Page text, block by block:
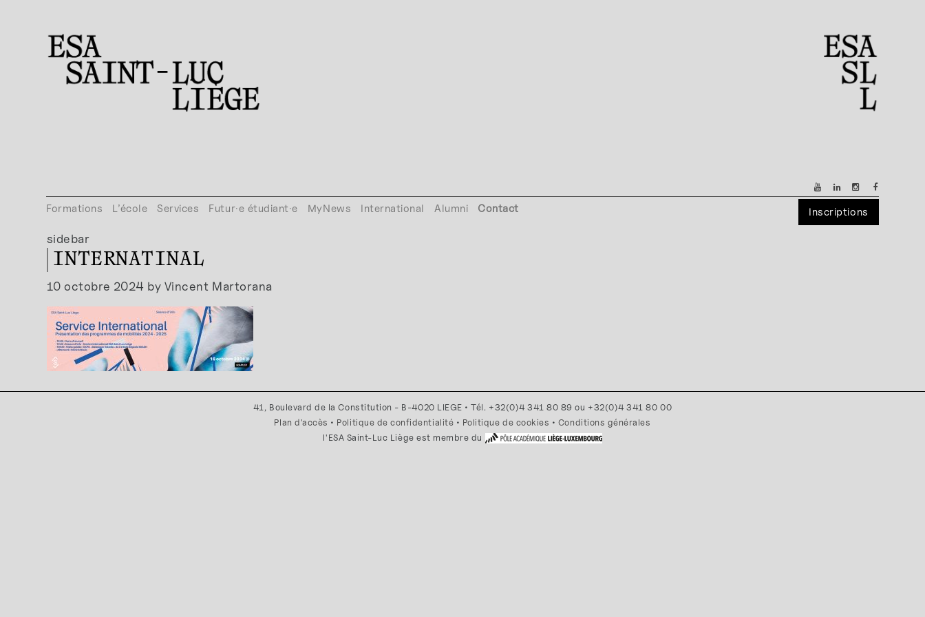
Formations L’école Services Futur·e étudiant·e MyNews International Alumni Contact Inscriptions
sidebar
INTERNATINAL
10 octobre 2024 by Vincent Martorana
41, Boulevard de la Constitution - B-4020 LIEGE • Tél. +32(0)4 341 80 89 ou +32(0)4 341 80 00
Plan d'accès • Politique de confidentialité • Politique de cookies • Conditions générales
l'ESA Saint-Luc Liège est membre du